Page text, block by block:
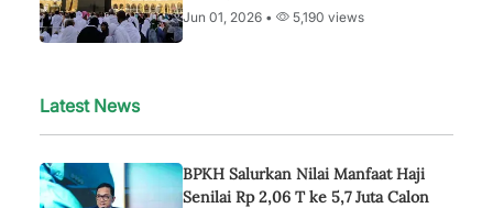
Jun 01, 2026 • 5,190 views
Latest News
BPKH Salurkan Nilai Manfaat Haji
Senilai Rp 2,06 T ke 5,7 Juta Calon